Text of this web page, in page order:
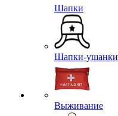
Шапки
Шапки-ушанки
Выживание